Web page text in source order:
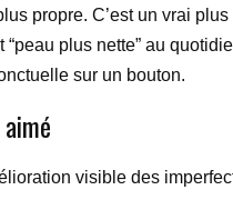
propre. C’est un vrai
“peau plus nette” au
sur un bouton.
visible des